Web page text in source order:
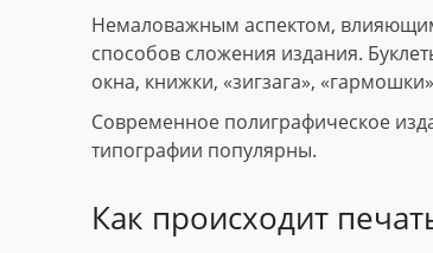
Немаловажным аспектом, влияющим
способов сложения издания.
окна, книжки, «зигзага»,
Современное полиграфическое
типографии популярны.
Как происходит